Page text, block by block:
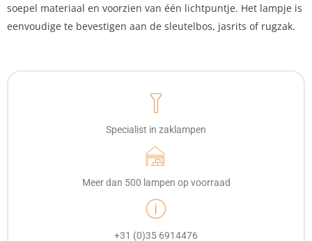
soepel materiaal en voorzien van één lichtpuntje. Het lampje is
eenvoudige te bevestigen aan de sleutelbos, jasrits of rugzak.
Specialist in zaklampen
Meer dan 500 lampen op voorraad
+31 (0)35 6914476